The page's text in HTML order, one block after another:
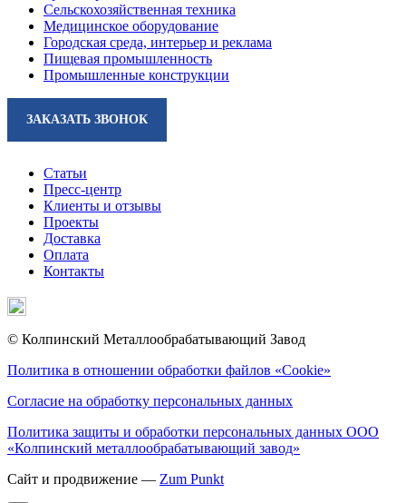
Сельскохозяйственная техника
Медицинское оборудование
Городская среда, интерьер и реклама
Пищевая промышленность
Промышленные конструкции
ЗАКАЗАТЬ ЗВОНОК
Статьи
Пресс-центр
Клиенты и отзывы
Проекты
Доставка
Оплата
Контакты
© Колпинский Металлообрабатывающий Завод
Политика в отношении обработки файлов «Cookie»
Согласие на обработку персональных данных
Политика защиты и обработки персональных данных ООО
«Колпинский металлообрабатывающий завод»
Сайт и продвижение — Zum Punkt